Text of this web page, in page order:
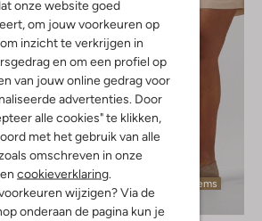
onze website goed
om jouw voorkeuren op
inzicht te verkrijgen in
en om een profiel op
van jouw online gedrag voor
advertenties. Door
alle cookies" te klikken,
met het gebruik van alle
omschreven in onze
en cookieverklaring
wijzigen? Via de
onderaan de pagina kun je
Laatste items